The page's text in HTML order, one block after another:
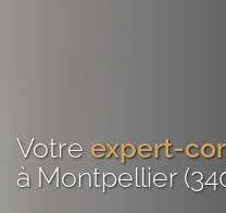
Votre expert-
à Montpellier